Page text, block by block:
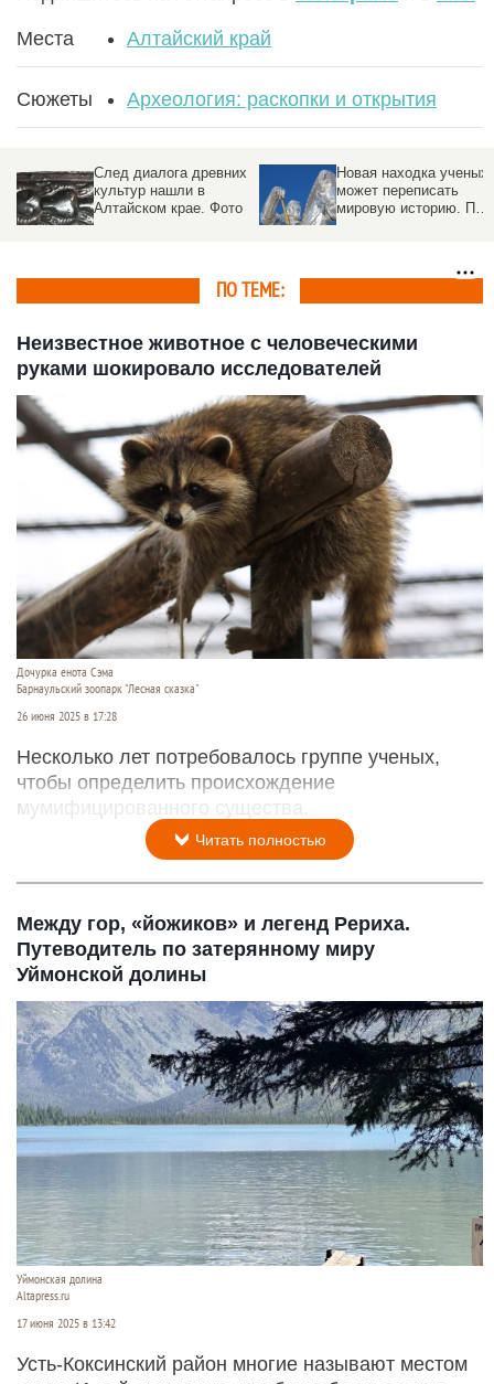
Места Алтайский край
Сюжеты Археология: раскопки и открытия
След диалога древних
культур нашли в
Алтайском крае. Фото
Новая находка ученых
может переписать
мировую историю. При
ПО ТЕМЕ:
Неизвестное животное с человеческими
руками шокировало исследователей
Дочурка енота Сэма
Барнаульский зоопарк "Лесная сказка"
26 июня 2025 в 17:28
Несколько лет потребовалось группе ученых,
чтобы определить происхождение
мумифицированного существа.
Читать полностью
Между гор, «йожиков» и легенд Рериха.
Путеводитель по затерянному миру
Уймонской долины
Уймонская долина
Altapress.ru
17 июня 2025 в 13:42
Усть-Коксинский район многие называют местом